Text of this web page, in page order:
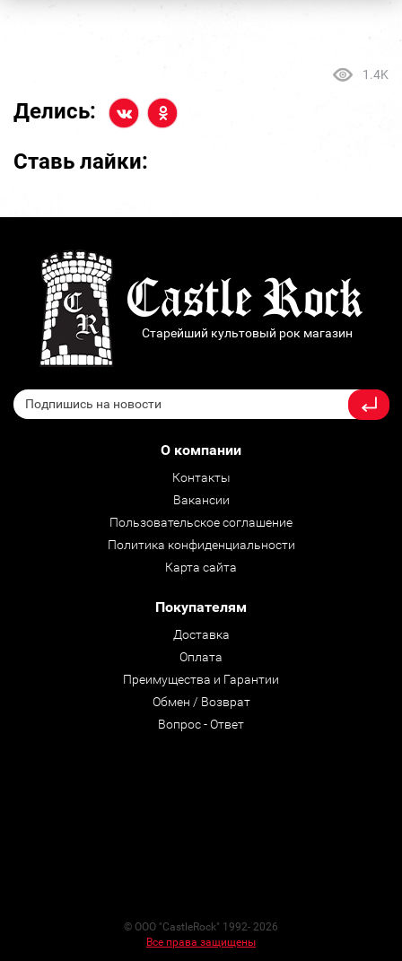
1.4K
Делись:
Ставь лайки:
Старейший культовый рок магазин
О компании
Контакты
Вакансии
Пользовательское соглашение
Политика конфиденциальности
Карта сайта
Покупателям
Доставка
Оплата
Преимущества и Гарантии
Обмен / Возврат
Вопрос - Ответ
© ООО "CastleRock" 1992- 2026
Все права защищены